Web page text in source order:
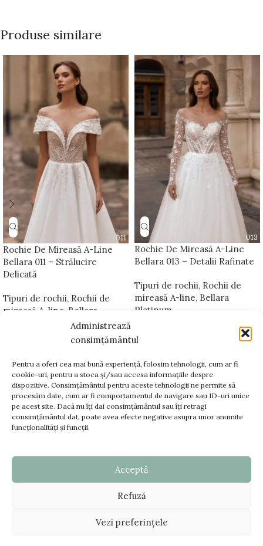
Administrează
consimțământul
Pentru a oferi cea mai bună experiență, folosim tehnologii, cum ar fi
cookie-uri, pentru a stoca și/sau accesa informațiile despre
dispozitive. Consimțământul pentru aceste tehnologii ne permite să
procesăm date, cum ar fi comportamentul de navigare sau ID-uri unice
pe acest site. Dacă nu îți dai consimțământul sau îți retragi
consimțământul dat, poate avea efecte negative asupra unor anumite
funcționalități și funcții.
Acceptă
Refuză
Vezi preferințele
Produse similare
Rochie De Mireasă A-Line
Bellara 011 – Strălucire
Delicată
Tipuri de rochii, Rochii de
mireasă A-line Bellara
Rochie De Mireasă A-Line
Bellara 013 – Detalii Rafinate
Tipuri de rochii, Rochii de
mireasă A-line, Bellara
Platinum
www.bellara.ro;
www.voalurimirese.ro;
+40 725 866 666
contact@bellara.ro
TERMENI SI CONDITII
© Copyright 2025 - www.bellara.ro. Toate drepturile